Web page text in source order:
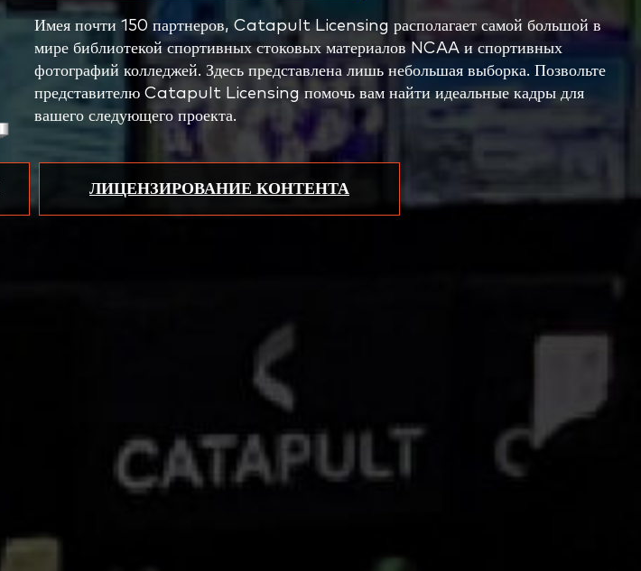
Имея почти 150 партнеров, Catapult Licensing располагает самой большой в
мире библиотекой спортивных стоковых материалов NCAA и спортивных
фотографий колледжей. Здесь представлена лишь небольшая выборка. Позвольте
представителю Catapult Licensing помочь вам найти идеальные кадры для
вашего следующего проекта.
ЛИЦЕНЗИРОВАНИЕ КОНТЕНТА